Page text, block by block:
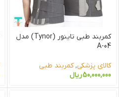
کمربند طبی تاینور (Tynor) مدل
A-04
کالای پزشکی,کمربند طبی
50,000,000ریال